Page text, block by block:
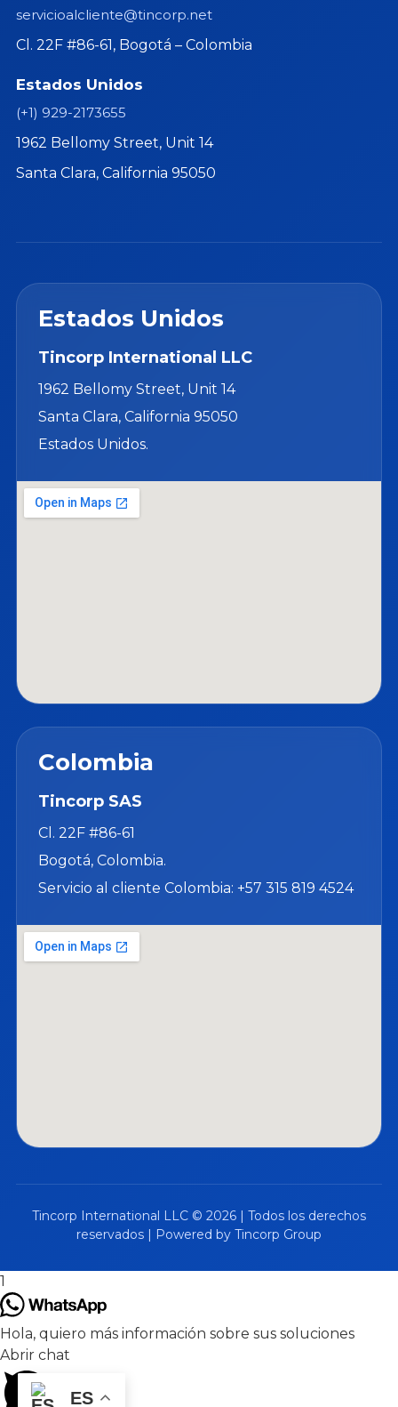
servicioalcliente@tincorp.net
Cl. 22F #86-61, Bogotá – Colombia
Estados Unidos
(+1) 929-2173655
1962 Bellomy Street, Unit 14
Santa Clara, California 95050
Estados Unidos
Tincorp International LLC
1962 Bellomy Street, Unit 14
Santa Clara, California 95050
Estados Unidos.
Colombia
Tincorp SAS
Cl. 22F #86-61
Bogotá, Colombia.
Servicio al cliente Colombia: +57 315 819 4524
Tincorp International LLC © 2026 | Todos los derechos
reservados | Powered by Tincorp Group
ES
1
Hola, quiero más información sobre sus soluciones
Abrir chat